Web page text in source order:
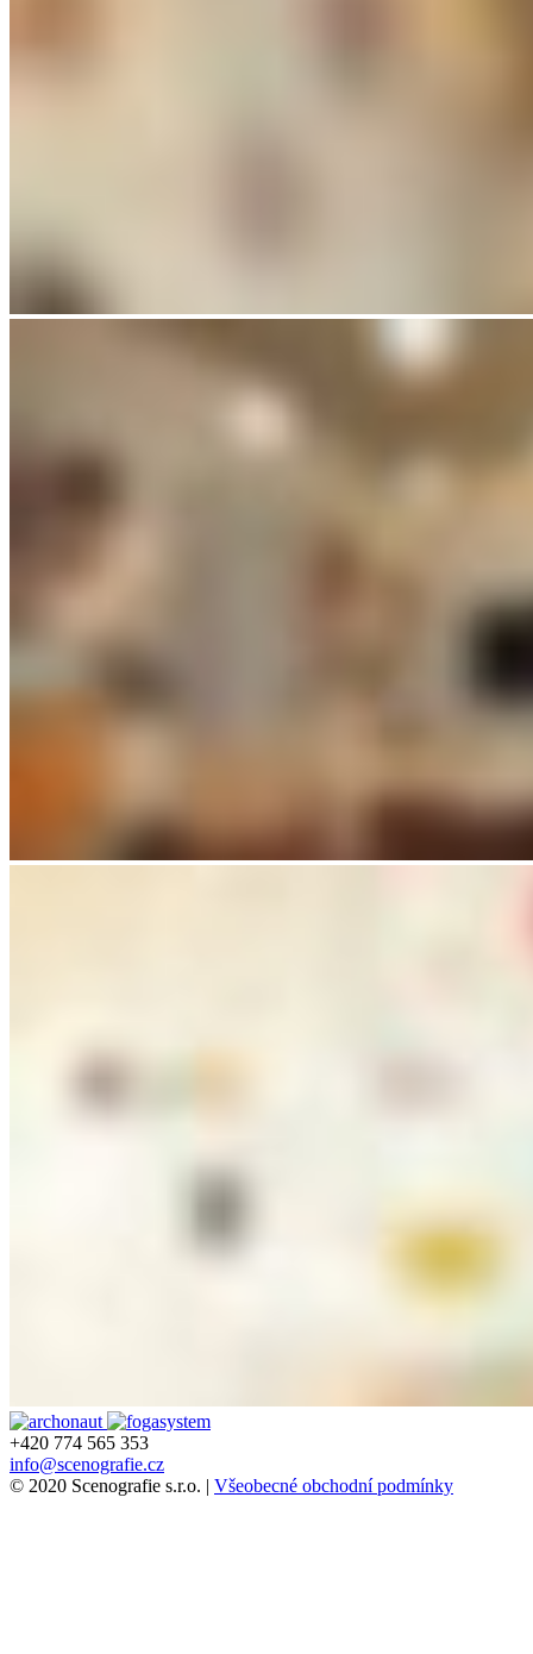
+420 774 565 353
info@scenografie.cz
© 2020 Scenografie s.r.o. | Všeobecné obchodní podmínky